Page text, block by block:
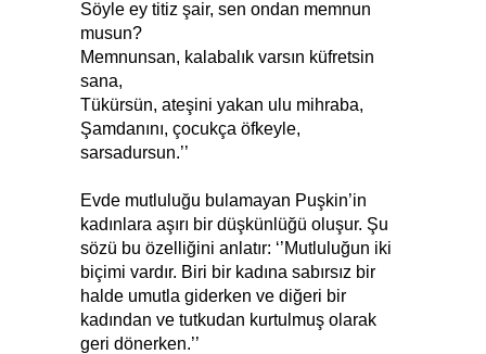
Söyle ey titiz şair, sen ondan memnun
musun?
Memnunsan, kalabalık varsın küfretsin
sana,
Tükürsün, ateşini yakan ulu mihraba,
Şamdanını, çocukça öfkeyle,
sarsadursun.’’
Evde mutluluğu bulamayan Puşkin’in
kadınlara aşırı bir düşkünlüğü oluşur. Şu
sözü bu özelliğini anlatır: ‘’Mutluluğun iki
biçimi vardır. Biri bir kadına sabırsız bir
halde umutla giderken ve diğeri bir
kadından ve tutkudan kurtulmuş olarak
geri dönerken.’’